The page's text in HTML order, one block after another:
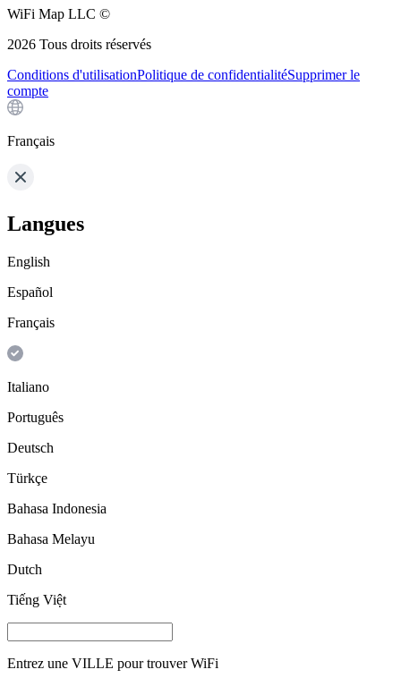
WiFi Map LLC ©
2026 Tous droits réservés
Conditions d'utilisationPolitique de confidentialitéSupprimer le
compte
Français
Langues
English
Español
Français
Italiano
Português
Deutsch
Türkçe
Bahasa Indonesia
Bahasa Melayu
Dutch
Tiếng Việt
Entrez une VILLE pour trouver WiFi